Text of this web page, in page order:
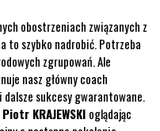
obostrzeniach związanych z
to szybko nadrobić. Potrzeba
zgrupowań. Ale
nasz główny coach
dalsze sukcesy gwarantowane.
Piotr KRAJEWSKI oglądając